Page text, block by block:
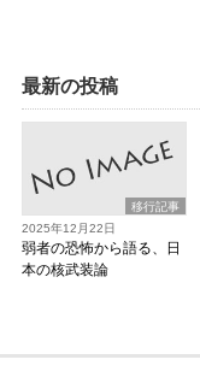
最新の投稿
移行記事
2025年12月22日
弱者の恐怖から語る、日
本の核武装論